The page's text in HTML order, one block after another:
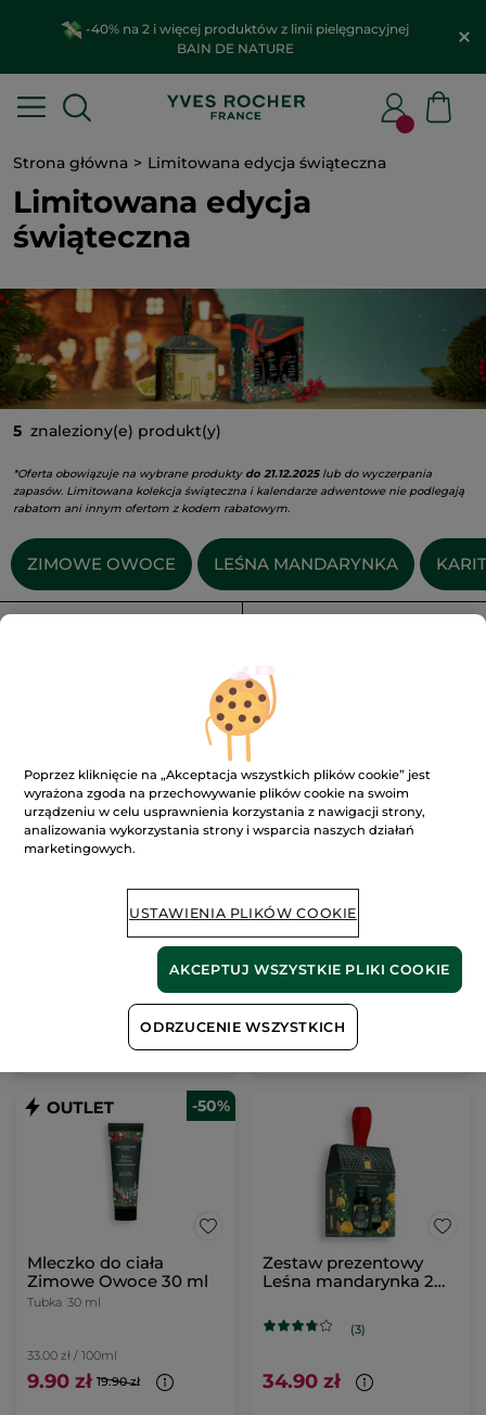
-40% na 2 i więcej produktów z linii pielęgnacyjnej
BAIN DE NATURE
Strona główna Limitowana edycja świąteczna
Limitowana edycja
świąteczna
5 znaleziony(e) produkt(y)
*Oferta obowiązuje na wybrane produkty do 21.12.2025lub do wyczerpania
zapasów. Limitowana kolekcja świąteczna i kalendarze adwentowe nie podlegają
rabatom ani innym ofertom z kodem rabatowym.​
ZIMOWE OWOCE LEŚNA MANDARYNKA
Zestaw kostek
(5)
DODAJ DO
KOSZYKA
Butelka z atomizerem
(10)
1290.00 zł / 1l
129.00 zł
DODAJ DO
KOSZYKA
-50%
Mleczko do ciała
Zimowe Owoce 30 ml
Tubka 30 ml
33.00 zł / 100ml
9.90 zł 19.90 zł
Zestaw prezentowy
Leśna mandarynka 2
(3)
34.90 zł
Poprzez kliknięcie na „Akceptacja wszystkich plików cookie” jest
wyrażona zgoda na przechowywanie plików cookie na swoim
urządzeniu w celu usprawnienia korzystania z nawigacji strony,
analizowania wykorzystania strony i wsparcia naszych działań
marketingowych.
USTAWIENIA PLIKÓW COOKIE
ODRZUCENIE WSZYSTKICH
AKCEPTUJ WSZYSTKIE PLIKI COOKIE